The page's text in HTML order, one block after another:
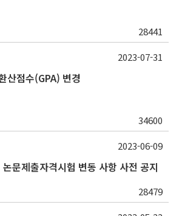
28441
산점수(GPA) 변경
34600
2023-07-31
문제출자격시험 변동 사항 사전 공지
28479
2023-06-09